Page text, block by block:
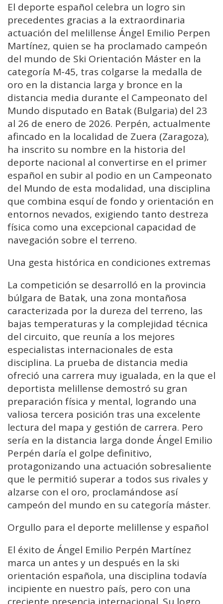
El deporte español celebra un logro sin
precedentes gracias a la extraordinaria
actuación del melillense Ángel Emilio Perpen
Martínez, quien se ha proclamado campeón
del mundo de Ski Orientación Máster en la
categoría M-45, tras colgarse la medalla de
oro en la distancia larga y bronce en la
distancia media durante el Campeonato del
Mundo disputado en Batak (Bulgaria) del 23
al 26 de enero de 2026. Perpén, actualmente
afincado en la localidad de Zuera (Zaragoza),
ha inscrito su nombre en la historia del
deporte nacional al convertirse en el primer
español en subir al podio en un Campeonato
del Mundo de esta modalidad, una disciplina
que combina esquí de fondo y orientación en
entornos nevados, exigiendo tanto destreza
física como una excepcional capacidad de
navegación sobre el terreno.
Una gesta histórica en condiciones extremas
La competición se desarrolló en la provincia
búlgara de Batak, una zona montañosa
caracterizada por la dureza del terreno, las
bajas temperaturas y la complejidad técnica
del circuito, que reunía a los mejores
especialistas internacionales de esta
disciplina. La prueba de distancia media
ofreció una carrera muy igualada, en la que el
deportista melillense demostró su gran
preparación física y mental, logrando una
valiosa tercera posición tras una excelente
lectura del mapa y gestión de carrera. Pero
sería en la distancia larga donde Ángel Emilio
Perpén daría el golpe definitivo,
protagonizando una actuación sobresaliente
que le permitió superar a todos sus rivales y
alzarse con el oro, proclamándose así
campeón del mundo en su categoría máster.
Orgullo para el deporte melillense y español
El éxito de Ángel Emilio Perpén Martínez
marca un antes y un después en la ski
orientación española, una disciplina todavía
incipiente en nuestro país, pero con una